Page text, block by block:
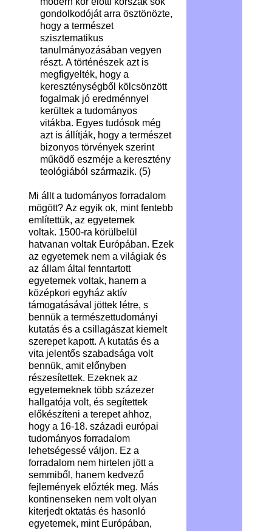
gondolkodóját arra ösztönözte,
hogy a természet
szisztematikus
tanulmányozásában vegyen
részt. A történészek azt is
megfigyelték, hogy a
kereszténységből kölcsönzött
fogalmak jó eredménnyel
kerültek a tudományos
vitákba. Egyes tudósok még
azt is állítják, hogy a természet
bizonyos törvények szerint
működő eszméje a keresztény
teológiából származik. (5)
Mi állt a tudományos forradalom
mögött? Az egyik ok, mint fentebb
említettük, az egyetemek
voltak. 1500-ra körülbelül
hatvanan voltak Európában. Ezek
az egyetemek nem a világiak és
az állam által fenntartott
egyetemek voltak, hanem a
középkori egyház aktív
támogatásával jöttek létre, s
bennük a természettudományi
kutatás és a csillagászat kiemelt
szerepet kapott. A kutatás és a
vita jelentős szabadsága volt
bennük, amit előnyben
részesítettek. Ezeknek az
egyetemeknek több százezer
hallgatója volt, és segítettek
előkészíteni a terepet ahhoz,
hogy a 16-18. századi európai
tudományos forradalom
lehetségessé váljon. Ez a
forradalom nem hirtelen jött a
semmiből, hanem kedvező
fejlemények előzték meg. Más
kontinenseken nem volt olyan
kiterjedt oktatás és hasonló
egyetemek, mint Európában,